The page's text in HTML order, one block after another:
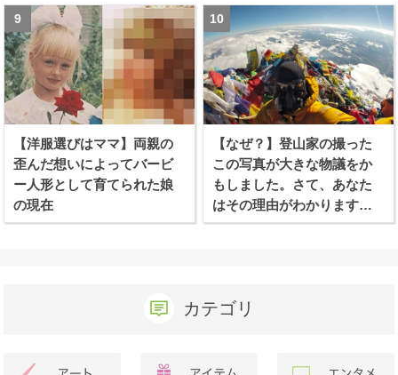
【洋服選びはママ】両親の
歪んだ想いによってバービ
ー人形として育てられた娘
の現在
【なぜ？】登山家の撮った
この写真が大きな物議をか
もしました。さて、あなた
はその理由がわかります
か？
カテゴリ